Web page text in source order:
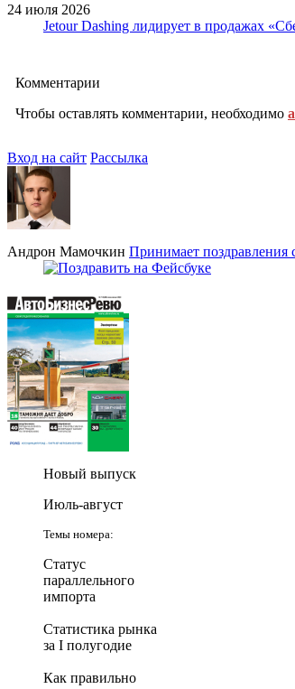
24 июля 2026
Jetour Dashing лидирует в продажах
Комментарии
Чтобы оставлять комментарии, необходимо
Вход на сайт Рассылка
Андрон Мамочкин Принимает поздравления
Новый выпуск
Июль-август
Темы номера:
Статус
параллельного
импорта
Статистика рынка
за I полугодие
Как правильно